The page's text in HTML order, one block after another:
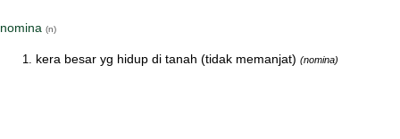
nomina (n)
kera besar yg hidup di tanah (tidak memanjat) (nomina)